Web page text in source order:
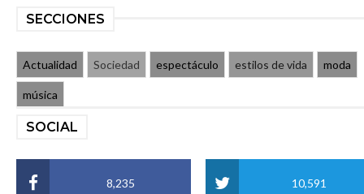
SECCIONES
Actualidad Sociedad espectáculo estilos de vida moda
música
SOCIAL
8,235 10,591